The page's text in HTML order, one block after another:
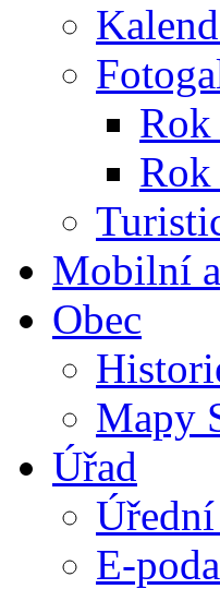
Rok
Mobilní
Obec
Mapy
Úřad
Úřední
E-